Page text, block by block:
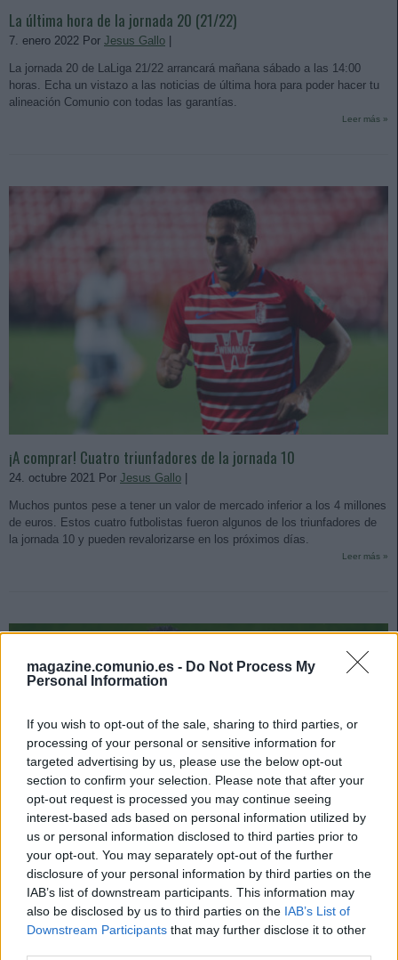
magazine.comunio.es - Do Not Process My
Personal Information
If you wish to opt-out of the sale, sharing to third parties, or
processing of your personal or sensitive information for
targeted advertising by us, please use the below opt-out
section to confirm your selection. Please note that after your
opt-out request is processed you may continue seeing
interest-based ads based on personal information utilized by
us or personal information disclosed to third parties prior to
your opt-out. You may separately opt-out of the further
disclosure of your personal information by third parties on the
IAB’s list of downstream participants. This information may
also be disclosed by us to third parties on the IAB’s List of
Downstream Participants that may further disclose it to other
La última hora de la jornada 20 (21/22)
7. enero 2022 Por Jesus Gallo |
La jornada 20 de LaLiga 21/22 arrancará mañana sábado a las 14:00
horas. Echa un vistazo a las noticias de última hora para poder hacer tu
alineación Comunio con todas las garantías.
Leer más »
¡A comprar! Cuatro triunfadores de la jornada 10
24. octubre 2021 Por Jesus Gallo |
Muchos puntos pese a tener un valor de mercado inferior a los 4 millones
de euros. Estos cuatro futbolistas fueron algunos de los triunfadores de
la jornada 10 y pueden revalorizarse en los próximos días.
Leer más »
Recomendaciones compra delantera: 4 opciones por menos de 4
millones
27. septiembre 2021 PorJesus Gallo|